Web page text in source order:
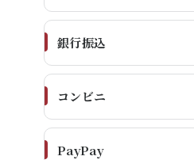
銀行振込
コンビニ
PayPay